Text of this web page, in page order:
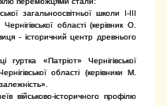
загальноосвітньої школи І-ІІІ
області (керівник О.
- історичний центр древнього
гуртка «Патріот» Чернігівської
області (керівники М.
військово-історичного профілю